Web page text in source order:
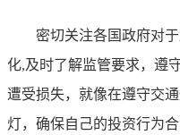
密切关注各国政府对
化,及时了解监管要求，遵
遭受损失，就像在遵守交
灯，确保自己的投资行为